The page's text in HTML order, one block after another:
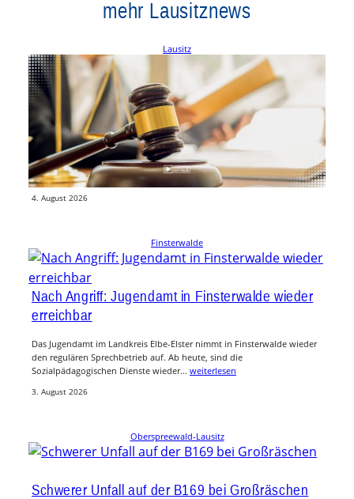
mehr Lausitznews
Lausitz
Anklage nach tödlichem Stoß auf Festgelände in
Boxberg
Nach einem tödlichen Vorfall auf einem Festgelände in Boxberg hat die
Staatsanwaltschaft Görlitz Anklage gegen einen 33-jährigen Mann
erhoben. Er…weiterlesen
4. August 2026
Finsterwalde
Nach Angriff: Jugendamt in Finsterwalde wieder
erreichbar
Das Jugendamt im Landkreis Elbe-Elster nimmt in Finsterwalde wieder
den regulären Sprechbetrieb auf. Ab heute, sind die
Sozialpädagogischen Dienste wieder… weiterlesen
3. August 2026
Oberspreewald-Lausitz
Schwerer Unfall auf der B169 bei Großräschen